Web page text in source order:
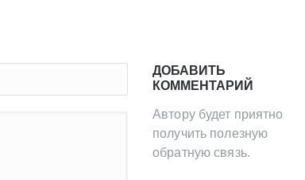
ДОБАВИТЬ
КОММЕНТАРИЙ
Автору будет приятно
получить полезную
обратную связь.